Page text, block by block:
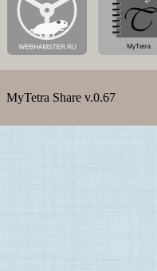
MyTetra Share v.0.67